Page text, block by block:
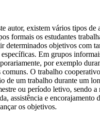
autor, existem vários tipos de
formais os estudantes
determinados objetivos com
Em grupos
por exemplo
O trabalho
de um trabalho durante um
ou período letivo, sendo a
assistência e encorajamento
os objetivos.